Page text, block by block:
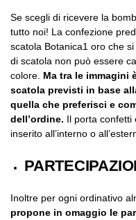
Se scegli di ricevere la
tutto noi! La confezione
scatola Botanica1 oro che
di scatola non può essere
colore. Ma tra le immagini
scatola previsti in base
quella che preferisci e
dell’ordine. Il porta confetti
inserito all’interno o
Inoltre per ogni ordinativo
propone in omaggio le